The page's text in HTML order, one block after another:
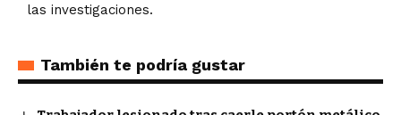
las investigaciones.
También te podría gustar